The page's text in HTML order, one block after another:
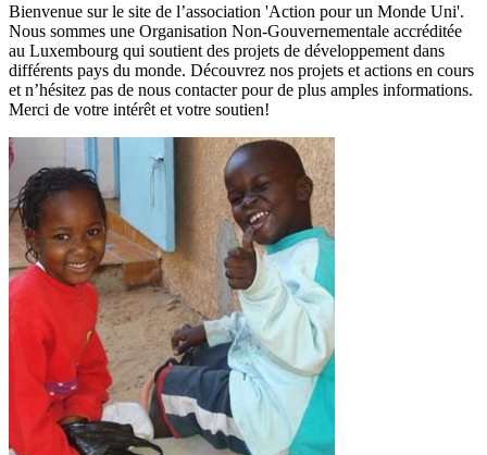
Bienvenue sur le site de l’association 'Action pour un Monde Uni'.
Nous sommes une Organisation Non-Gouvernementale accréditée
au Luxembourg qui soutient des projets de développement dans
différents pays du monde. Découvrez nos projets et actions en cours
et n’hésitez pas de nous contacter pour de plus amples informations.
Merci de votre intérêt et votre soutien!